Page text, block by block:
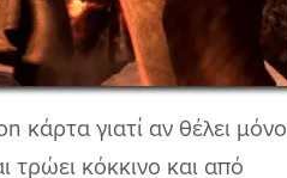
κάρτα γιατί αν θέλει μόνο
τρώει κόκκινο και από